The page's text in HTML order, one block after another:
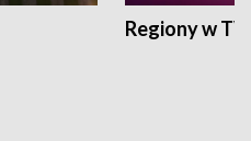
Regiony w